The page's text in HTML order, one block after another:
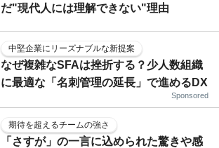
だ"現代人には理解できない"理由
中堅企業にリーズナブルな新提案
なぜ複雑なSFAは挫折する？少人数組織
に最適な「名刺管理の延長」で進めるDX
Sponsored
期待を超えるチームの強さ
「さすが」の一言に込められた驚きや感